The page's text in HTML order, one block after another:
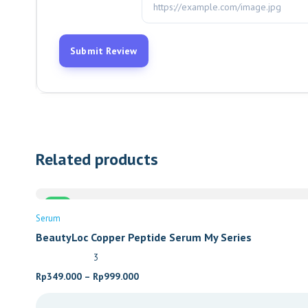
Related products
Serum
BeautyLoc Copper Peptide Serum My Series
3
Rp349.000 – Rp999.000Price